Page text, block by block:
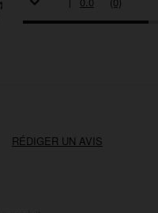
RÉDIGER UN AVIS